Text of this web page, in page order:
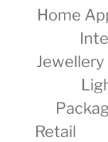
Home
Jewellery
Retail